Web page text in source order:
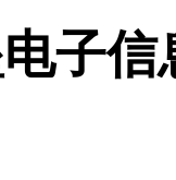
子